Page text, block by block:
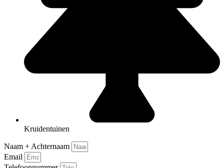
Kruidentuinen
Naam + Achternaam
Email